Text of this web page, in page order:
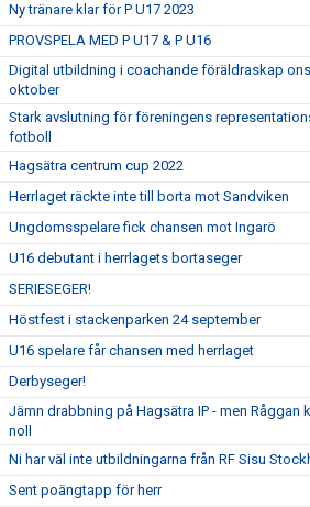
Ny tränare klar för P U17 2023
PROVSPELA MED P U17 & P U16
Digital utbildning i coachande föräldraskap
oktober
Stark avslutning för föreningens
fotboll
Hagsätra centrum cup 2022
Herrlaget räckte inte till borta mot Sandviken
Ungdomsspelare fick chansen mot Ingarö
U16 debutant i herrlagets bortaseger
SERIESEGER!
Höstfest i stackenparken 24 september
U16 spelare får chansen med herrlaget
Derbyseger!
Jämn drabbning på Hagsätra IP - men Råggan
noll
Ni har väl inte utbildningarna från RF Sisu
Sent poängtapp för herr